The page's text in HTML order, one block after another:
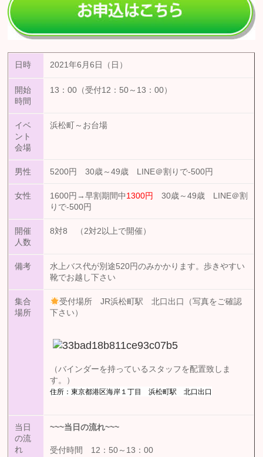
日時 2021年6月6日（日）
開始
時間
13：00（受付12：50～13：00）
イベ
ント
会場
浜松町～お台場
男性 5200円 30歳～49歳 LINE＠割りで-500円
女性 1600円→早割期間中 1300円
30歳～49歳 LINE＠割
りで-500円
開催
人数
8対8 （2対2以上で開催）
備考
水上バス代が別途520円のみかかります。歩きやすい
靴でお越し下さい
集合
場所
受付場所 JR浜松町駅 北口出口（写真をご確認
下さい）
（バインダーを持っているスタッフを配置致しま
す。）
住所：東京都港区海岸１丁目 浜松町駅 北口出口
当日
の流
れ
~~~当日の流れ~~~
受付時間 12：50～13：00